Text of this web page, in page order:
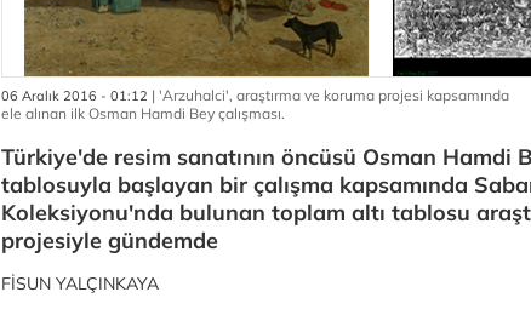
06 Aralık 2016 - 01:12 | 'Arzuhalci', araştırma ve koruma projesi kapsamında
ele alınan ilk Osman Hamdi Bey çalışması.
Türkiye'de resim sanatının öncüsü Osman Hamdi
tablosuyla başlayan bir çalışma kapsamında
Koleksiyonu'nda bulunan toplam altı tablosu
projesiyle gündemde
FİSUN YALÇINKAYA